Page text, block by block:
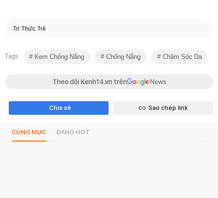
Trí Thức Trẻ
Tags Kem Chống Nắng Chống Nắng Chăm Sóc Da
Theo dõi Kenh14.vn trên
Chia sẻ Sao chép link
CÙNG MỤC ĐANG HOT